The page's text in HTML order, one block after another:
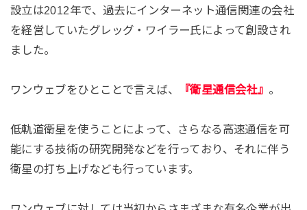
設立は2012年で、過去にインターネット通信関連の会社
を経営していたグレッグ・ワイラー氏によって創設され
ました。
ワンウェブをひとことで言えば、 『衛星通信会社』 。
低軌道衛星を使うことによって、さらなる高速通信を可
能にする技術の研究開発などを行っており、それに伴う
衛星の打ち上げなども行っています。